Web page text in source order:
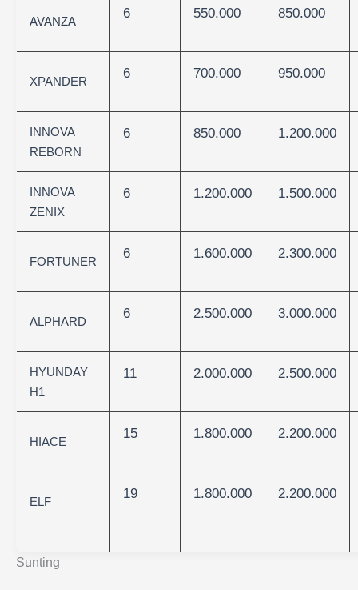
Sunting
AVANZA
6 550.000 850.000
XPANDER
6 700.000 950.000
INNOVA
REBORN
6 850.000 1.200.000
INNOVA
ZENIX
6 1.200.000 1.500.000
FORTUNER
6 1.600.000 2.300.000
ALPHARD
6 2.500.000 3.000.000
HYUNDAY
H1
11 2.000.000 2.500.000
HIACE
15 1.800.000 2.200.000
ELF
19 1.800.000 2.200.000